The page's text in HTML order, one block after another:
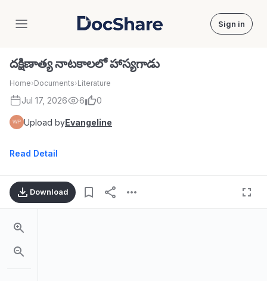
DocShare Sign in
దక్షిణాత్య నాటకాలలో హాస్యగాడు
Home›Documents›Literature
Jul 17, 2026 6 0
Upload byEvangeline
Read Detail
Download